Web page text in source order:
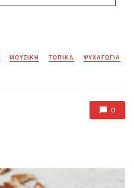
ΜΟΥΣΙΚΗ ΤΟΠΙΚΑ ΨΥΧΑΓΩΓΙΑ
0